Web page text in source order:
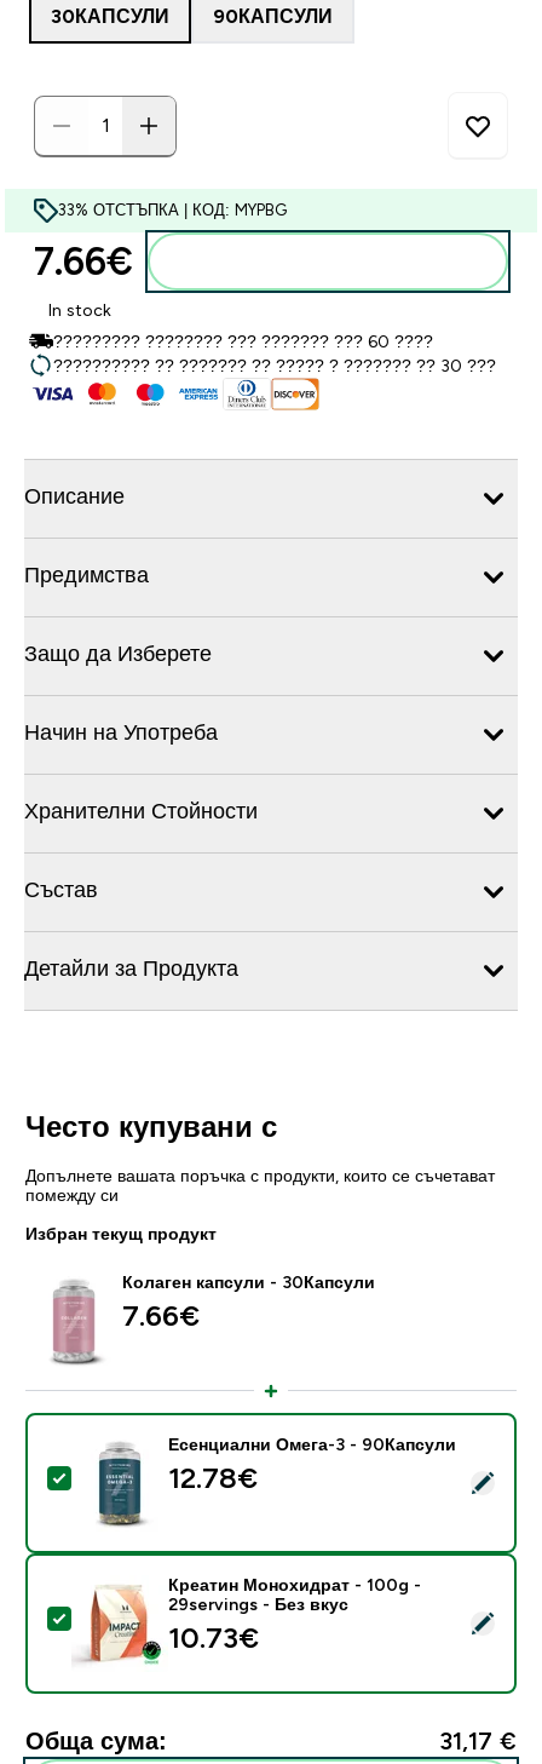
30КАПСУЛИ 90КАПСУЛИ
33% ОТСТЪПКА | КОД: MYPBG
7.66€‎
In stock
????????? ???????? ??? ??????? ??? 60 ????
?????????? ?? ??????? ?? ????? ? ??????? ?? 30 ???
Описание
Предимства
Защо да Изберете
Начин на Употреба
Хранителни Стойности
Състав
Детайли за Продукта
Често купувани с
Допълнете вашата поръчка с продукти, които се съчетават
помежду си
Избран текущ продукт
Колаген капсули - 30Капсули
7.66€‎
Select this product - Есенциални Омега-3 -
Есенциални Омега-3 - 90Капсули
12.78€‎
Select this product - Креатин Монохидрат - 100g -
Креатин Монохидрат - 100g -
29servings - Без вкус
10.73€‎
Обща сума: 31,17 €‎